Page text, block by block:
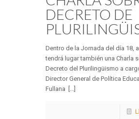
DECRETO DE
Dentro de la Jornada del día 18,
tendrá lugar también una Charla
Decreto del Plurilingüismo a
Director General de Política
Fullana [...]